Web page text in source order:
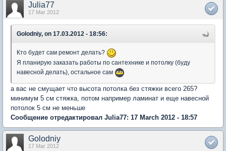
Julia77
17 Mar 2012
Golodniy, on 17.03.2012 - 18:56:
Кто будет сам ремонт делать?
Я планирую заказать работы по сантехнике и потолку (буду
навесной делать), остальное сам
а вас не смущает что высота потолка без стяжки всего 265?
минимум 5 см стяжка, потом например ламинат и еще навесной
потолок 5 см не меньше
Сообщение отредактировал Julia77: 17 March 2012 - 18:57
Golodniy
17 Mar 2012